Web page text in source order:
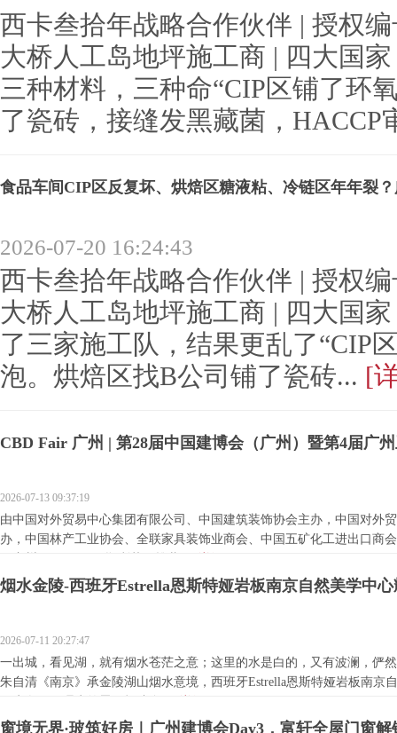
西卡叁拾年战略合作伙伴 | 授权
大桥人工岛地坪施工商 | 四大国
三种材料，三种命“CIP区铺了环
了瓷砖，接缝发黑藏菌，HACCP
食品车间CIP区反复坏、烘焙区糖液粘、冷链区年年裂
2026-07-20 16:24:43
西卡叁拾年战略合作伙伴 | 授权
大桥人工岛地坪施工商 | 四大国
了三家施工队，结果更乱了“CIP
泡。烘焙区找B公司铺了瓷砖... [
CBD Fair 广州 | 第28届中国建博会（广州）暨第4届广
2026-07-13 09:37:19
由中国对外贸易中心集团有限公司、中国建筑装饰协会主办，中国对外
办，中国林产工业协会、全联家具装饰业商会、中国五矿化工进出口商
烟水金陵-西班牙Estrella恩斯特娅岩板南京自然美学中
2026-07-11 20:27:47
一出城，看见湖，就有烟水苍茫之意；这里的水是白的，又有波澜，
朱自清《南京》承金陵湖山烟水意境，西班牙Estrella恩斯特娅岩板南京
窗境无界·玻筑好房｜广州建博会Day3，富轩全屋门窗